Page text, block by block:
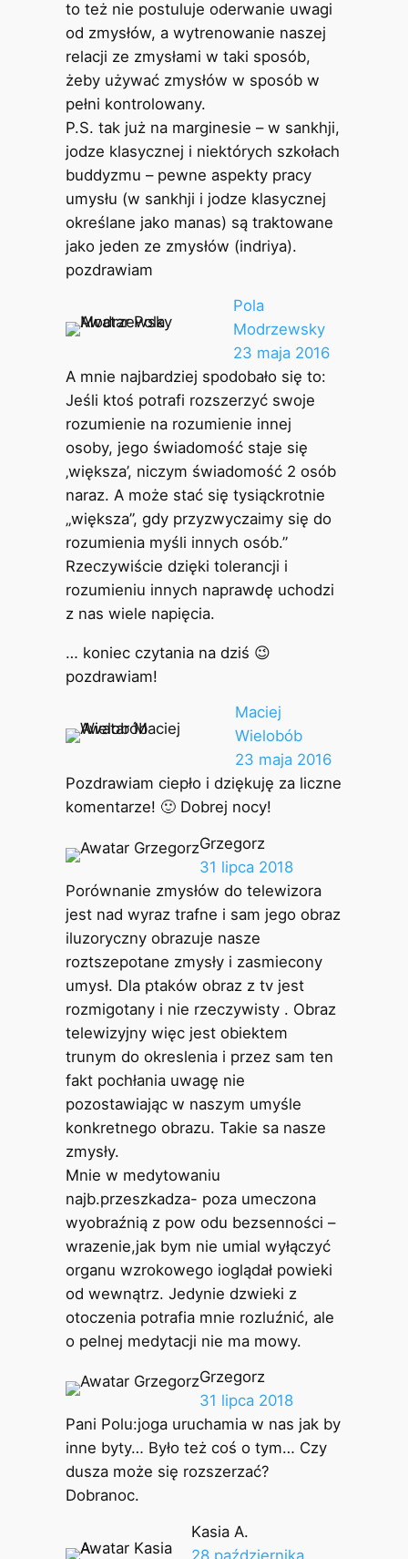
to też nie postuluje oderwanie uwagi
od zmysłów, a wytrenowanie naszej
relacji ze zmysłami w taki sposób,
żeby używać zmysłów w sposób w
pełni kontrolowany.
P.S. tak już na marginesie – w sankhji,
jodze klasycznej i niektórych szkołach
buddyzmu – pewne aspekty pracy
umysłu (w sankhji i jodze klasycznej
określane jako manas) są traktowane
jako jeden ze zmysłów (indriya).
pozdrawiam
Pola
Modrzewsky
23 maja 2016
A mnie najbardziej spodobało się to:
Jeśli ktoś potrafi rozszerzyć swoje
rozumienie na rozumienie innej
osoby, jego świadomość staje się
‚większa’, niczym świadomość 2 osób
naraz. A może stać się tysiąckrotnie
„większa”, gdy przyzwyczaimy się do
rozumienia myśli innych osób.”
Rzeczywiście dzięki tolerancji i
rozumieniu innych naprawdę uchodzi
z nas wiele napięcia.
… koniec czytania na dziś 😉
pozdrawiam!
Maciej
Wielobób
23 maja 2016
Pozdrawiam ciepło i dziękuję za liczne
komentarze! 🙂 Dobrej nocy!
Grzegorz
31 lipca 2018
Porównanie zmysłów do telewizora
jest nad wyraz trafne i sam jego obraz
iluzoryczny obrazuje nasze
roztszepotane zmysły i zasmiecony
umysł. Dla ptaków obraz z tv jest
rozmigotany i nie rzeczywisty . Obraz
telewizyjny więc jest obiektem
trunym do okreslenia i przez sam ten
fakt pochłania uwagę nie
pozostawiając w naszym umyśle
konkretnego obrazu. Takie sa nasze
zmysły.
Mnie w medytowaniu
najb.przeszkadza- poza umeczona
wyobraźnią z pow odu bezsenności –
wrazenie,jak bym nie umial wyłączyć
organu wzrokowego ioglądał powieki
od wewnątrz. Jedynie dzwieki z
otoczenia potrafia mnie rozluźnić, ale
o pelnej medytacji nie ma mowy.
Grzegorz
31 lipca 2018
Pani Polu:joga uruchamia w nas jak by
inne byty… Było też coś o tym… Czy
dusza może się rozszerzać?
Dobranoc.
Kasia A.
28 października